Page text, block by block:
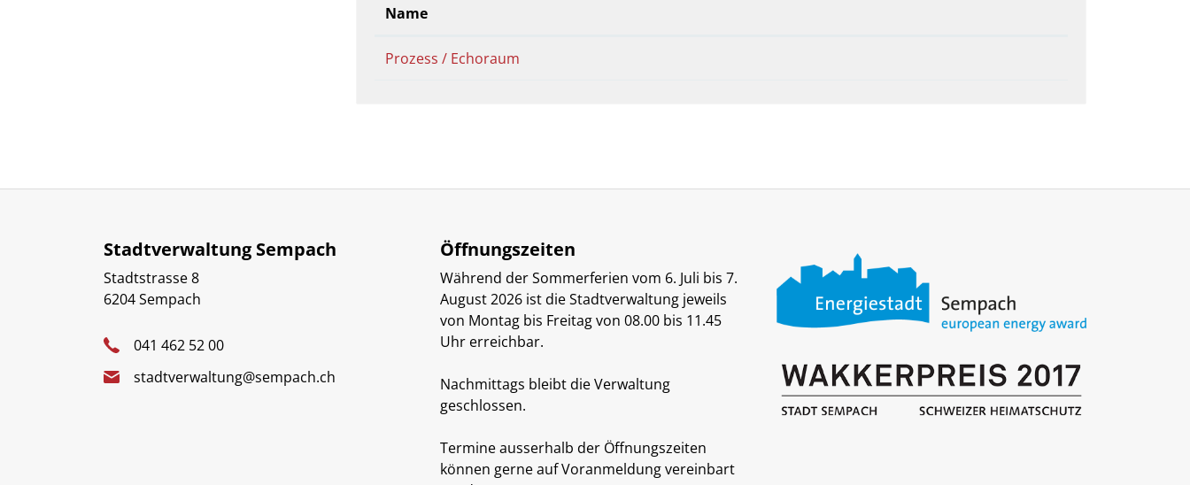
Name
Prozess / Echoraum
Stadtverwaltung Sempach
Stadtstrasse 8
6204 Sempach
041 462 52 00
stadtverwaltung@sempach.ch
Öffnungszeiten
Während der Sommerferien vom 6. Juli bis 7.
August 2026 ist die Stadtverwaltung jeweils
von Montag bis Freitag von 08.00 bis 11.45
Uhr erreichbar.
Nachmittags bleibt die Verwaltung
geschlossen.
Termine ausserhalb der Öffnungszeiten
können gerne auf Voranmeldung vereinbart